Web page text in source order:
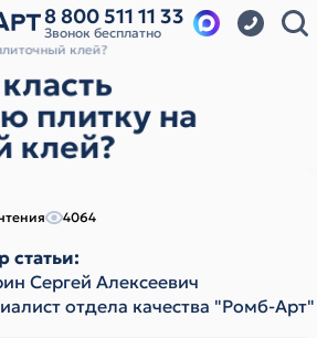
8 800 511 11 33
Звонок бесплатно
Можно ли класть тротуарную плитку на
клей?
плитку на
клей?
4064
статьи:
Сергей Алексеевич
отдела качества "Ромб-Арт"